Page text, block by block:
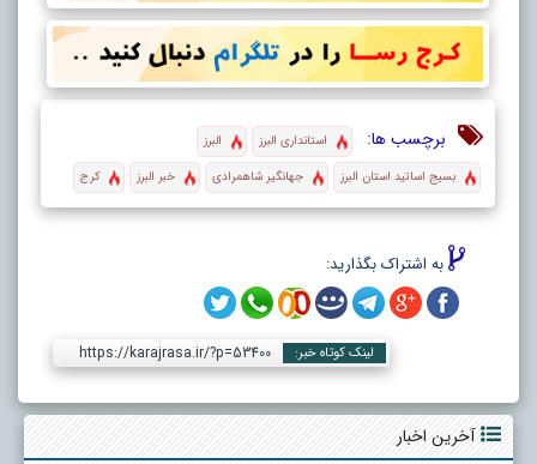
برچسب ها: استانداری البرز
البرز
بسیج اساتید استان البرز
جهانگیر شاهمرادی خبر البرز کرج
به اشتراک بگذارید:
لینک کوتاه خبر: https://karajrasa.ir/?p=53400
آخرین اخبار